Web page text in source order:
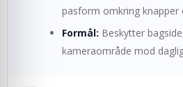
pasform omkring knapper
Formål: Beskytter
kameraområde mod